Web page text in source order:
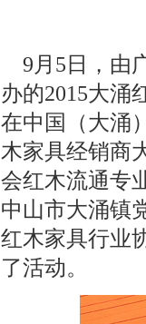
9月5日，由
办的2015大涌
在中国（大涌
木家具经销商
会红木流通专
中山市大涌镇
红木家具行业
了活动。